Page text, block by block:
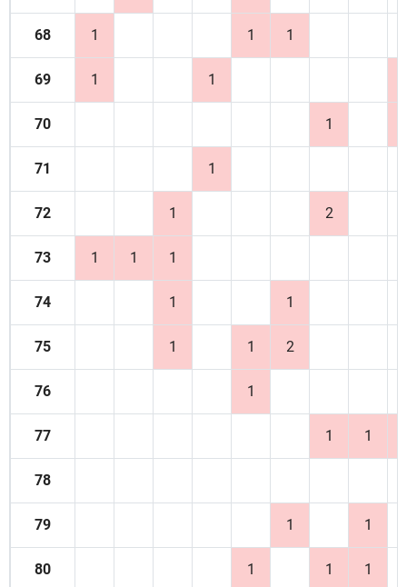
68 1 1 1
69 1 1
70 1
71 1
72 1 2
73 1 1 1
74 1 1
75 1 1 2
76 1
77 1 1
78
79 1 1
80 1 1 1